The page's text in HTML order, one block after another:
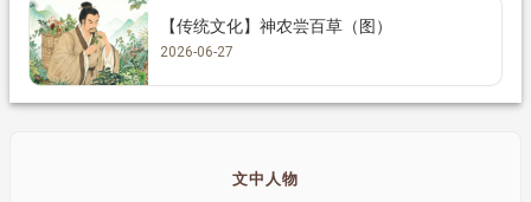
【传统文化】神农尝百草（图）
2026-06-27
文中人物